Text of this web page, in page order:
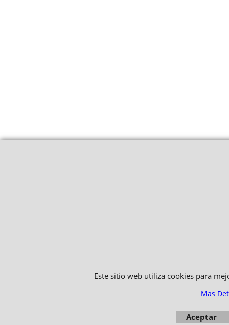
Este sitio web utiliza cookies para
Mas
Aceptar